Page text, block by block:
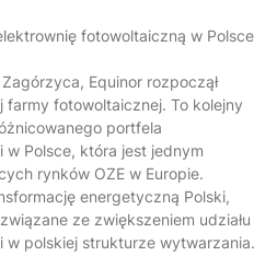
fotowoltaiczną w Polsce
Equinor rozpoczął
fotowoltaicznej. To kolejny
portfela
w Polsce, która jest jednym
rynków OZE w Europie.
energetyczną Polski,
ze zwiększeniem udziału
w polskiej strukturze wytwarzania.